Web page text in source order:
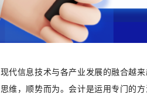
现代信息技术与各产业发展的融合越
思维，顺势而为。会计是运用专门的